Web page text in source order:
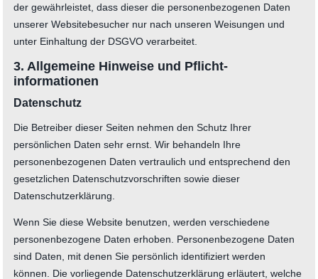
der gewährleistet, dass dieser die personenbezogenen Daten
unserer Websitebesucher nur nach unseren Weisungen und
unter Einhaltung der DSGVO verarbeitet.
3. Allgemeine Hinweise und Pflicht­
informationen
Datenschutz
Die Betreiber dieser Seiten nehmen den Schutz Ihrer
persönlichen Daten sehr ernst. Wir behandeln Ihre
personenbezogenen Daten vertraulich und entsprechend den
gesetzlichen Datenschutzvorschriften sowie dieser
Datenschutzerklärung.
Wenn Sie diese Website benutzen, werden verschiedene
personenbezogene Daten erhoben. Personenbezogene Daten
sind Daten, mit denen Sie persönlich identifiziert werden
können. Die vorliegende Datenschutzerklärung erläutert, welche